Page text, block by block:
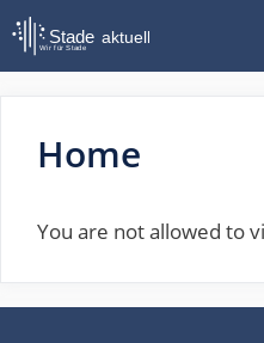
Zum
Inhalt
springen
Home
You are not allowed to